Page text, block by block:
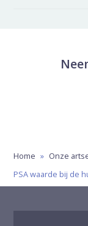
Home » Onze
PSA waarde bij de